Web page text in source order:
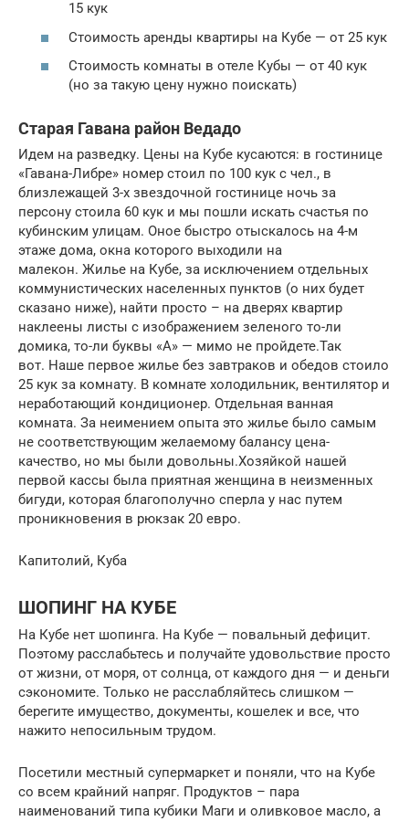
15 кук
Стоимость аренды квартиры на Кубе — от 25 кук
Стоимость комнаты в отеле Кубы — от 40 кук
(но за такую цену нужно поискать)
Старая Гавана район Ведадо
Идем на разведку. Цены на Кубе кусаются: в гостинице
«Гавана-Либре» номер стоил по 100 кук с чел., в
близлежащей 3-х звездочной гостинице ночь за
персону стоила 60 кук и мы пошли искать счастья по
кубинским улицам. Оное быстро отыскалось на 4-м
этаже дома, окна которого выходили на
малекон. Жилье на Кубе, за исключением отдельных
коммунистических населенных пунктов (о них будет
сказано ниже), найти просто – на дверях квартир
наклеены листы с изображением зеленого то-ли
домика, то-ли буквы «А» — мимо не пройдете.Так
вот. Наше первое жилье без завтраков и обедов стоило
25 кук за комнату. В комнате холодильник, вентилятор и
неработающий кондиционер. Отдельная ванная
комната. За неимением опыта это жилье было самым
не соответствующим желаемому балансу цена-
качество, но мы были довольны.Хозяйкой нашей
первой кассы была приятная женщина в неизменных
бигуди, которая благополучно сперла у нас путем
проникновения в рюкзак 20 евро.
Капитолий, Куба
ШОПИНГ НА КУБЕ
На Кубе нет шопинга. На Кубе — повальный дефицит.
Поэтому расслабьтесь и получайте удовольствие просто
от жизни, от моря, от солнца, от каждого дня — и деньги
сэкономите. Только не расслабляйтесь слишком —
берегите имущество, документы, кошелек и все, что
нажито непосильным трудом.
Посетили местный супермаркет и поняли, что на Кубе
со всем крайний напряг. Продуктов – пара
наименований типа кубики Маги и оливковое масло, а